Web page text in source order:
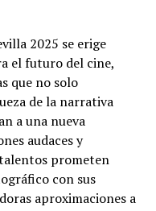
2025 se erige
el futuro del cine,
que no solo
de la narrativa
a una nueva
audaces y
prometen
con sus
aproximaciones a